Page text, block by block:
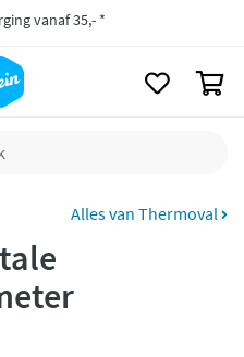
vanaf 35,- *
bezorgd
Klarna
Alles van Thermoval